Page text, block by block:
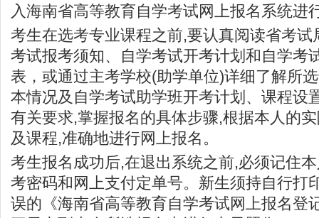
入海南省高等教育自学考试网上报名系统进
考生在选考专业课程之前,要认真阅读省考试
考试报考须知、自学考试开考计划和自学考
表，或通过主考学校(助学单位)详细了解所
本情况及自学考试助学班开考计划、课程设
有关要求,掌握报名的具体步骤,根据本人的
及课程,准确地进行网上报名。
考生报名成功后,在退出系统之前,必须记住
考密码和网上支付定单号。新生须持自行打
误的《海南省高等教育自学考试网上报名登